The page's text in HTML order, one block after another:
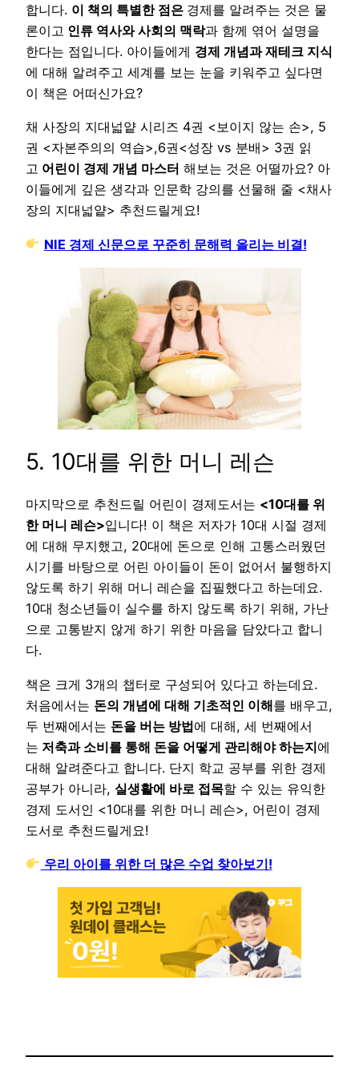
합니다. 이 책의 특별한 점은 경제를 알려주는 것은 물
론이고 인류 역사와 사회의 맥락과 함께 엮어 설명을
한다는 점입니다. 아이들에게 경제 개념과 재테크 지식
에 대해 알려주고 세계를 보는 눈을 키워주고 싶다면
이 책은 어떠신가요?
채 사장의 지대넓얕 시리즈 4권 <보이지 않는 손>, 5
권 <자본주의의 역습>,6권<성장 vs 분배> 3권 읽
고 어린이 경제 개념 마스터 해보는 것은 어떨까요? 아
이들에게 깊은 생각과 인문학 강의를 선물해 줄 <채사
장의 지대넓얕> 추천드릴게요!
NIE 경제 신문으로 꾸준히 문해력 올리는 비결!
5. 10대를 위한 머니 레슨
마지막으로 추천드릴 어린이 경제도서는 <10대를 위
한 머니 레슨>입니다! 이 책은 저자가 10대 시절 경제
에 대해 무지했고, 20대에 돈으로 인해 고통스러웠던
시기를 바탕으로 어린 아이들이 돈이 없어서 불행하지
않도록 하기 위해 머니 레슨을 집필했다고 하는데요.
10대 청소년들이 실수를 하지 않도록 하기 위해, 가난
으로 고통받지 않게 하기 위한 마음을 담았다고 합니
다.
책은 크게 3개의 챕터로 구성되어 있다고 하는데요.
처음에서는 돈의 개념에 대해 기초적인 이해를 배우고,
두 번째에서는 돈을 버는 방법에 대해, 세 번째에서
는 저축과 소비를 통해 돈을 어떻게 관리해야 하는지에
대해 알려준다고 합니다. 단지 학교 공부를 위한 경제
공부가 아니라, 실생활에 바로 접목할 수 있는 유익한
경제 도서인 <10대를 위한 머니 레슨>, 어린이 경제
도서로 추천드릴게요!
우리 아이를 위한 더 많은 수업 찾아보기!